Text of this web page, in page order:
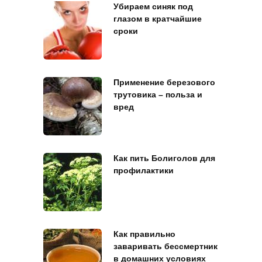
Убираем синяк под
глазом в кратчайшие
сроки
Применение березового
трутовика – польза и
вред
Как пить Болиголов для
профилактики
Как правильно
заваривать бессмертник
в домашних условиях